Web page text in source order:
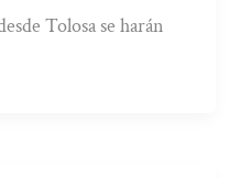
Tolosa se harán